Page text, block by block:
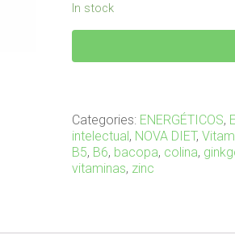
In stock
DENEUROME
Categories: ENERGÉTICOS,
intelectual, NOVA DIET,
B5, B6, bacopa, colina,
vitaminas, zinc